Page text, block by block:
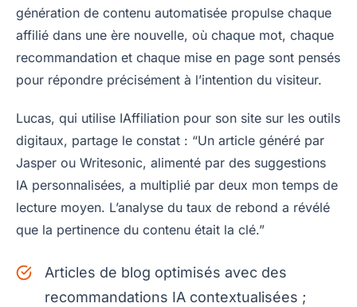
génération de contenu automatisée propulse chaque
affilié dans une ère nouvelle, où chaque mot, chaque
recommandation et chaque mise en page sont pensés
pour répondre précisément à l’intention du visiteur.
Lucas, qui utilise IAffiliation pour son site sur les outils
digitaux, partage le constat : “Un article généré par
Jasper ou Writesonic, alimenté par des suggestions
IA personnalisées, a multiplié par deux mon temps de
lecture moyen. L’analyse du taux de rebond a révélé
que la pertinence du contenu était la clé.”
Articles de blog optimisés avec des
recommandations IA contextualisées ;